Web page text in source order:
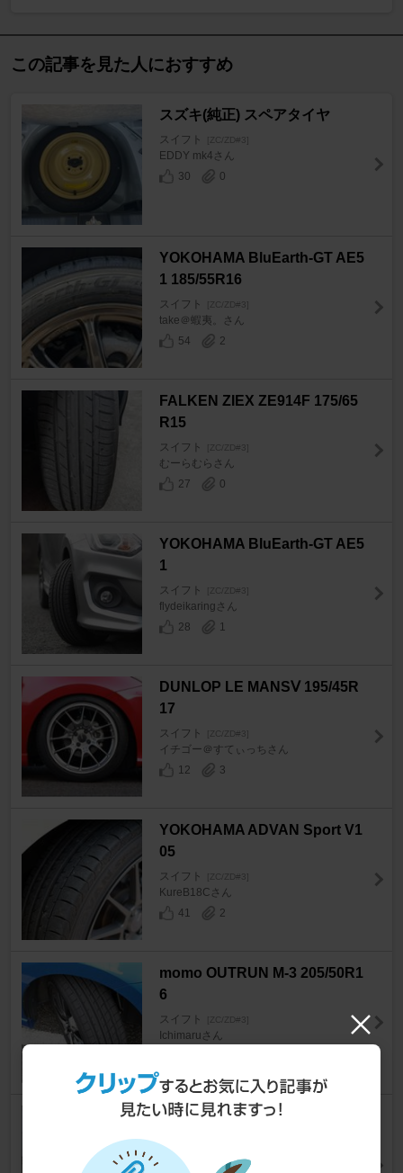
この記事を見た人におすすめ
スズキ(純正) スペアタイヤ
スイフト [ZC/ZD#3]
EDDY mk4さん
30
0
YOKOHAMA BluEarth-GT AE5
1 185/55R16
スイフト [ZC/ZD#3]
take＠蝦夷。さん
54
2
FALKEN ZIEX ZE914F 175/65
R15
スイフト [ZC/ZD#3]
むーらむらさん
27
0
YOKOHAMA BluEarth-GT AE5
1
スイフト [ZC/ZD#3]
flydeikaringさん
28
1
DUNLOP LE MANSⅤ 195/45R
17
スイフト [ZC/ZD#3]
イチゴー＠すてぃっちさん
12
3
YOKOHAMA ADVAN Sport V1
05
スイフト [ZC/ZD#3]
KureB18Cさん
41
2
momo OUTRUN M-3 205/50R1
6
スイフト [ZC/ZD#3]
Ichimaruさん
NANKANG AW-1 スタッドレス
スイフト [ZC/ZD#3]